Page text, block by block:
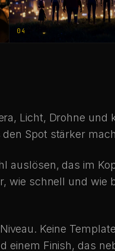
04
Licht, Drohne und
Spot stärker
auslösen, das im
wie schnell und wie
Keine
einem Finish, das